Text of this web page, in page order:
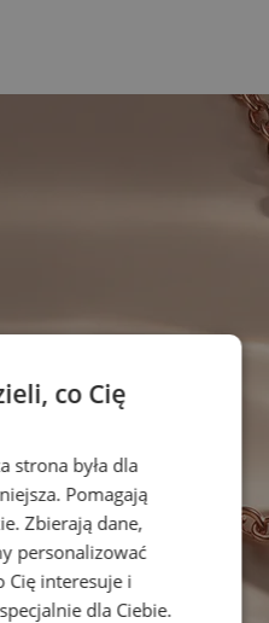
co Cię
strona była dla
Pomagają
Zbierają dane,
personalizować
Cię interesuje i
dla Ciebie.